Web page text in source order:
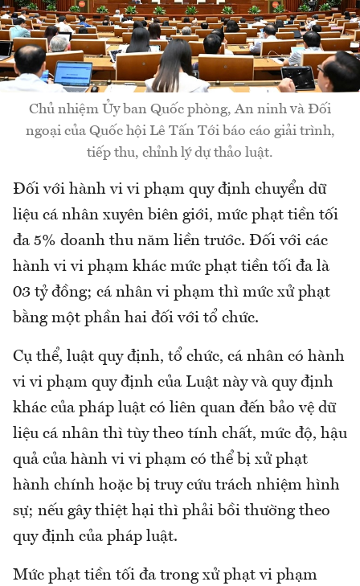
Chủ nhiệm Ủy ban Quốc phòng, An ninh và Đối
ngoại của Quốc hội Lê Tấn Tới báo cáo giải trình,
tiếp thu, chỉnh lý dự thảo luật.
Đối với hành vi vi phạm quy định chuyển dữ
liệu cá nhân xuyên biên giới, mức phạt tiền tối
đa 5% doanh thu năm liền trước. Đối với các
hành vi vi phạm khác mức phạt tiền tối đa là
03 tỷ đồng; cá nhân vi phạm thì mức xử phạt
bằng một phần hai đối với tổ chức.
Cụ thể, luật quy định, tổ chức, cá nhân có hành
vi vi phạm quy định của Luật này và quy định
khác của pháp luật có liên quan đến bảo vệ dữ
liệu cá nhân thì tùy theo tính chất, mức độ, hậu
quả của hành vi vi phạm có thể bị xử phạt
hành chính hoặc bị truy cứu trách nhiệm hình
sự; nếu gây thiệt hại thì phải bồi thường theo
quy định của pháp luật.
Mức phạt tiền tối đa trong xử phạt vi phạm